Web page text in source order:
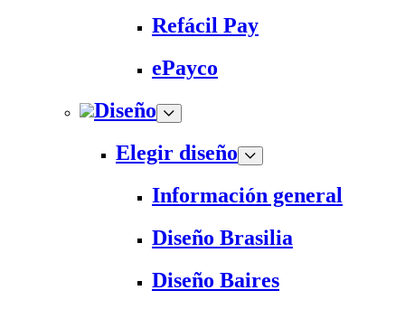
Refácil Pay
ePayco
Diseño
Elegir diseño
Información general
Diseño Brasilia
Diseño Baires